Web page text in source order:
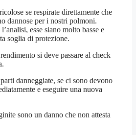
se respirate direttamente che
dannose per i nostri polmoni.
esse siano molto basse e
soglia di protezione.
si deve passare al check
danneggiate, se ci sono devono
e eseguire una nuova
sono un danno che non attesta